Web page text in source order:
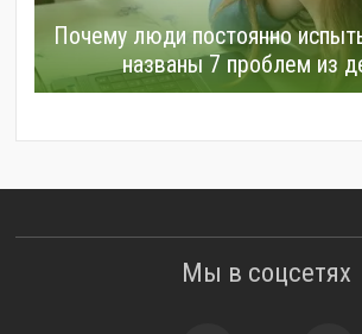
Почему люди постоянно
названы 7 проблем из
Мы в соцсетях